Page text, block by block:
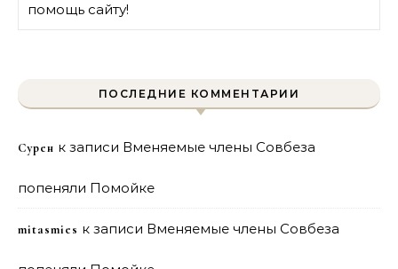
помощь сайту!
ПОСЛЕДНИЕ КОММЕНТАРИИ
Сурен к записи Вменяемые члены Совбеза
попеняли Помойке
mitasmies к записи Вменяемые члены Совбеза